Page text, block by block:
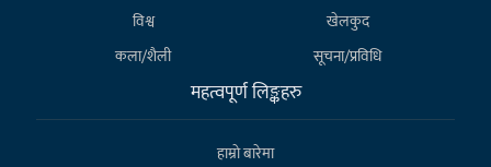
विश्व
खेलकुद
कला/शैली
सूचना/प्रविधि
महत्वपूर्ण लिङ्कहरु
हाम्राे बारेमा